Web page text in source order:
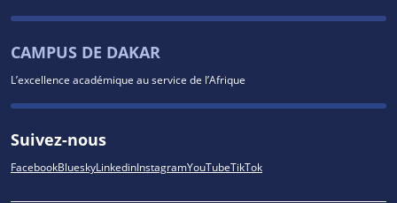
CAMPUS DE DAKAR
L’excellence académique au service de l’Afrique
Suivez-nous
FacebookBlueskyLinkedinInstagramYouTubeTikTok